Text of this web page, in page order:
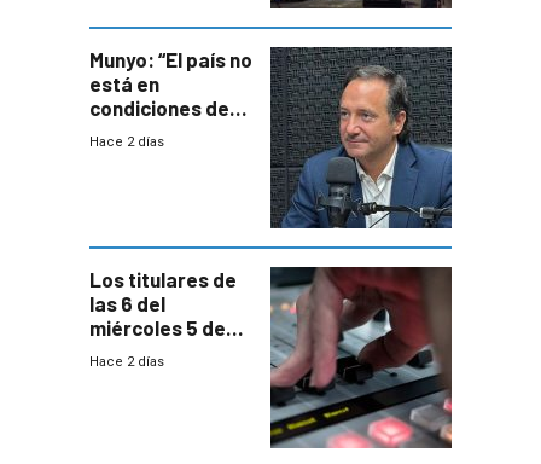
Munyo: “El país no
está en
condiciones de
enfrentar una
Hace 2 días
Los titulares de
las 6 del
miércoles 5 de
agosto de 2026
Hace 2 días